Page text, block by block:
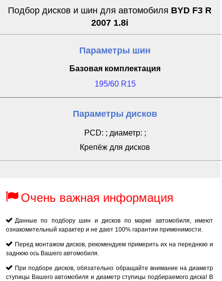
Подбор дисков и шин для автомобиля BYD F3 R
2007 1.8i
Параметры шин
Базовая комплектация
195/60 R15
Параметры дисков
PCD: ; диаметр: ;
Крепёж для дисков
Очень важная информация
Данные по подбору шин и дисков по марке автомобиля, имеют
ознакомительный характер и не дают 100% гарантии применимости.
Перед монтажом дисков, рекомендуем примерить их на переднюю и
заднюю ось Вашего автомобиля.
При подборе дисков, обязательно обращайте внимание на диаметр
ступицы Вашего автомобиля и диаметр ступицы подбираемого диска! В